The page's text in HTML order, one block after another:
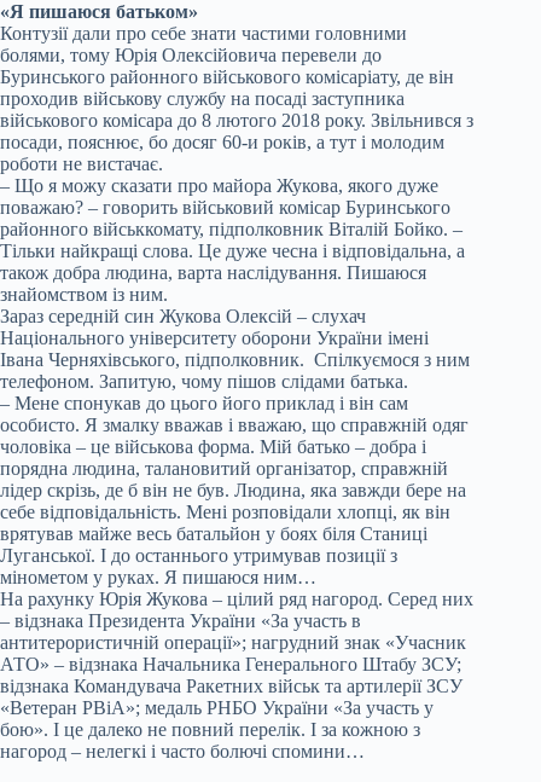
«Я пишаюся батьком»
Контузії дали про себе знати частими головними
болями, тому Юрія Олексійовича перевели до
Буринського районного військового комісаріату, де він
проходив військову службу на посаді заступника
військового комісара до 8 лютого 2018 року. Звільнився з
посади, пояснює, бо досяг 60-и років, а тут і молодим
роботи не вистачає.
– Що я можу сказати про майора Жукова, якого дуже
поважаю? – говорить військовий комісар Буринського
районного військкомату, підполковник Віталій Бойко. –
Тільки найкращі слова. Це дуже чесна і відповідальна, а
також добра людина, варта наслідування. Пишаюся
знайомством із ним.
Зараз середній син Жукова Олексій – слухач
Національного університету оборони України імені
Івана Черняхівського, підполковник. Спілкуємося з ним
телефоном. Запитую, чому пішов слідами батька.
– Мене спонукав до цього його приклад і він сам
особисто. Я змалку вважав і вважаю, що справжній одяг
чоловіка – це військова форма. Мій батько – добра і
порядна людина, талановитий організатор, справжній
лідер скрізь, де б він не був. Людина, яка завжди бере на
себе відповідальність. Мені розповідали хлопці, як він
врятував майже весь батальйон у боях біля Станиці
Луганської. І до останнього утримував позиції з
мінометом у руках. Я пишаюся ним…
На рахунку Юрія Жукова – цілий ряд нагород. Серед них
– відзнака Президента України «За участь в
антитерористичній операції»; нагрудний знак «Учасник
АТО» – відзнака Начальника Генерального Штабу ЗСУ;
відзнака Командувача Ракетних військ та артилерії ЗСУ
«Ветеран РВіА»; медаль РНБО України «За участь у
бою». І це далеко не повний перелік. І за кожною з
нагород – нелегкі і часто болючі спомини…